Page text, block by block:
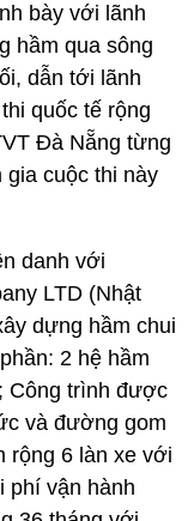
bày với lãnh
hầm qua sông
dẫn tới lãnh
quốc tế rộng
Đà Nẵng từng
gia cuộc thi này
danh với
LTD (Nhật
dựng hầm chui
2 hệ hầm
Công trình được
và đường gom
rộng 6 làn xe với
phí vận hành